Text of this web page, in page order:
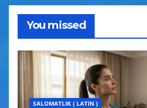
You missed
SALOMATLIK ( LATIN )